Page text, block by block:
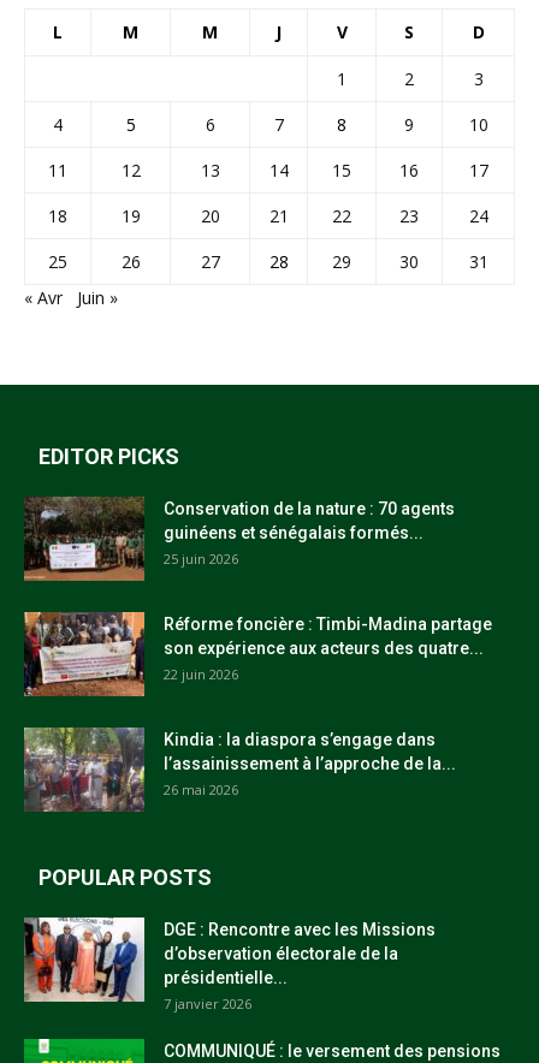
L M M J V S D
1 2
3
4
5 6 7 8 9
10
11
12 13 14 15 16
17
18
19 20 21 22 23
24
25
26 27 28 29 30
31
« Avr
Juin »
EDITOR PICKS
Conservation de la nature : 70 agents
guinéens et sénégalais formés...
25 juin 2026
Réforme foncière : Timbi-Madina partage
son expérience aux acteurs des quatre...
22 juin 2026
Kindia : la diaspora s’engage dans
l’assainissement à l’approche de la...
26 mai 2026
POPULAR POSTS
DGE : Rencontre avec les Missions
d’observation électorale de la
présidentielle...
7 janvier 2026
COMMUNIQUÉ : le versement des pensions